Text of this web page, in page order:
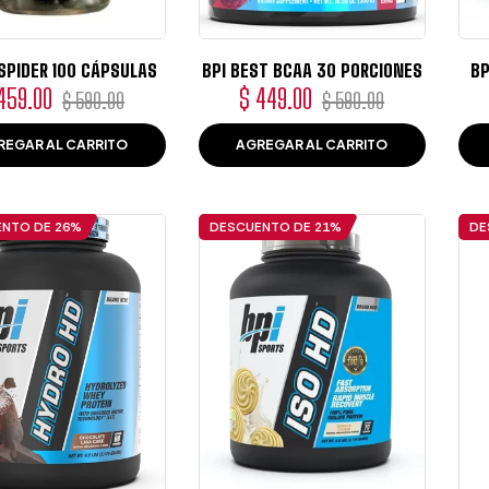
100 CÁPSULAS
$ 590.00Precio
de
oferta
AL CARRITO
BPI BEST BCAA 30 PORCIONES
Precio
habitual
$ 449.00 $ 590.00Precio
de
oferta
AGREGAR AL CARRITO
DE 26% DESCUENTO DE 21%